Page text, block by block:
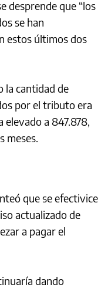
desprende que “los
se han
estos últimos dos
la cantidad de
por el tributo era
elevado a 847.878,
meses.
que se efectivice
actualizado de
a pagar el
dando